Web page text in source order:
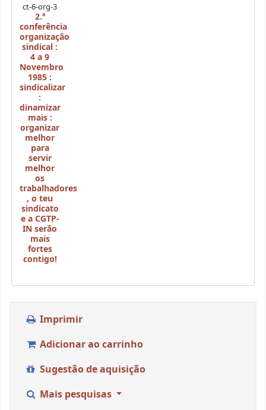
ct-6-org-3
2.ª
conferência
organização
sindical :
4 a 9
Novembro
1985 :
sindicalizar
:
dinamizar
mais :
organizar
melhor
para
servir
melhor
os
trabalhadores
,o teu
sindicato
e a CGTP-
IN serão
mais
fortes
contigo!
Imprimir
Adicionar ao carrinho
Sugestão de aquisição
Mais pesquisas